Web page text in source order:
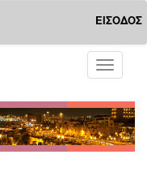
ΕΙΣΟΔΟΣ
Toggle